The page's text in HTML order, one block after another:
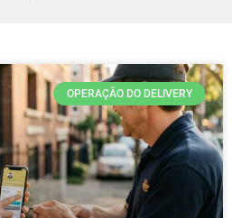
OPERAÇÃO DO DELIVERY